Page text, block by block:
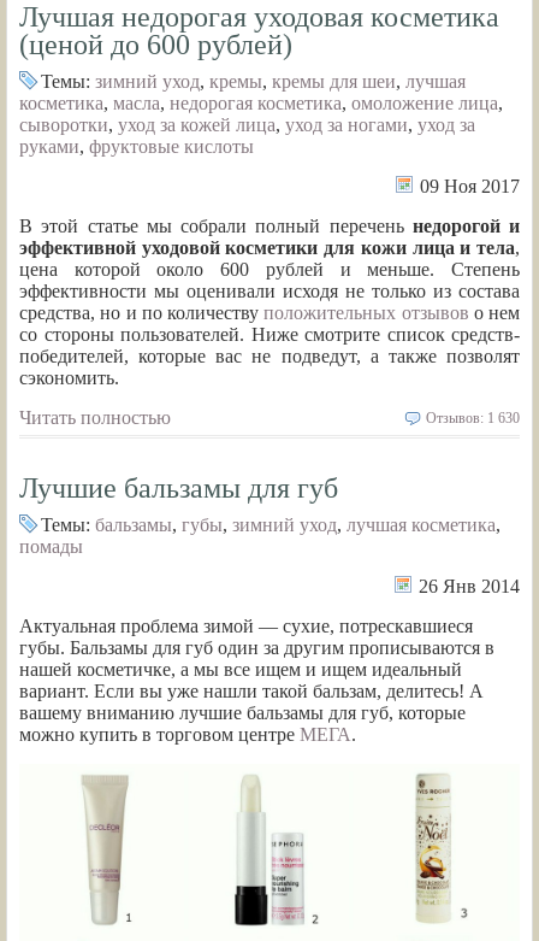
Лучшая недорогая уходовая косметика
(ценой до 600 рублей)
Темы: зимний уход, кремы, кремы для шеи, лучшая
косметика, масла, недорогая косметика, омоложение лица,
сыворотки, уход за кожей лица, уход за ногами, уход за
руками, фруктовые кислоты
09 Ноя 2017
В этой статье мы собрали полный перечень недорогой и
эффективной уходовой косметики для кожи лица и тела,
цена которой около 600 рублей и меньше. Степень
эффективности мы оценивали исходя не только из состава
средства, но и по количествуположительных отзывов о нем
со стороны пользователей. Ниже смотрите список средств-
победителей, которые вас не подведут, а также позволят
сэкономить.
Читать полностью
Отзывов: 1 630
Лучшие бальзамы для губ
Темы: бальзамы, губы, зимний уход, лучшая косметика,
помады
26 Янв 2014
Актуальная проблема зимой — сухие, потрескавшиеся
губы. Бальзамы для губ один за другим прописываются в
нашей косметичке, а мы все ищем и ищем идеальный
вариант. Если вы уже нашли такой бальзам, делитесь! А
вашему вниманию лучшие бальзамы для губ, которые
можно купить в торговом центре МЕГА.